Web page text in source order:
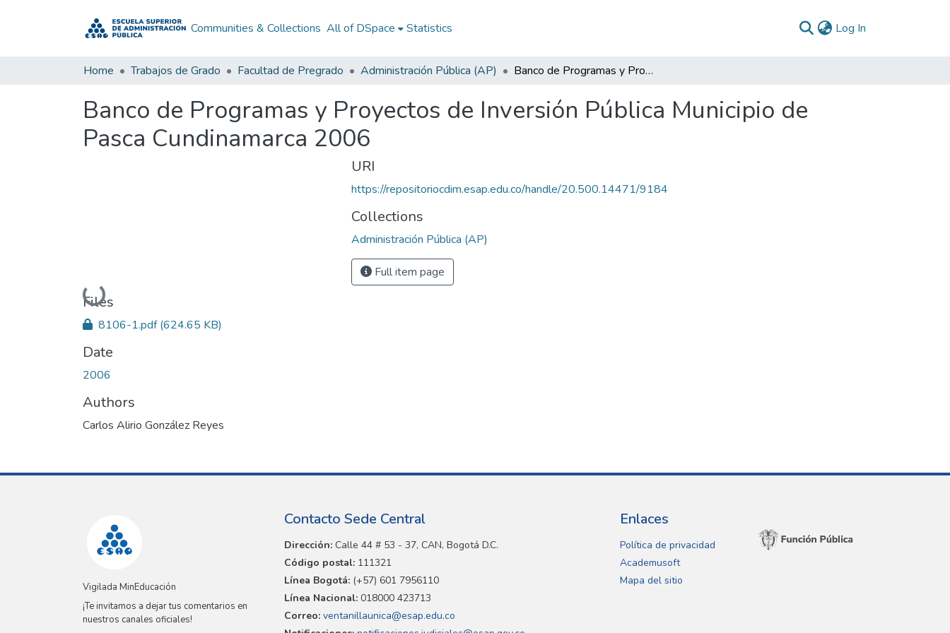
Communities & Collections All of DSpace Statistics Log In
Home Trabajos de Grado Facultad de Pregrado Administración Pública (AP) Banco de Programas y Proyectos de Inversión Pública Municipio de Pasca Cundinamarca 2006
Banco de Programas y Proyectos de Inversión Pública Municipio de
Pasca Cundinamarca 2006
Loading...
Files
8106-1.pdf(624.65 KB)
Date
2006
Authors
Carlos Alirio González Reyes
URI
https://repositoriocdim.esap.edu.co/handle/20.500.14471/9184
Collections
Administración Pública (AP)
Full item page
Vigilada MinEducación
¡Te invitamos a dejar tus comentarios en
nuestros canales oficiales!
Contacto Sede Central
Dirección: Calle 44 # 53 - 37, CAN, Bogotá D.C.
Código postal: 111321
Línea Bogotá: (+57) 601 7956110
Línea Nacional: 018000 423713
Correo: ventanillaunica@esap.edu.co
Enlaces
Política de privacidad
Academusoft
Mapa del sitio